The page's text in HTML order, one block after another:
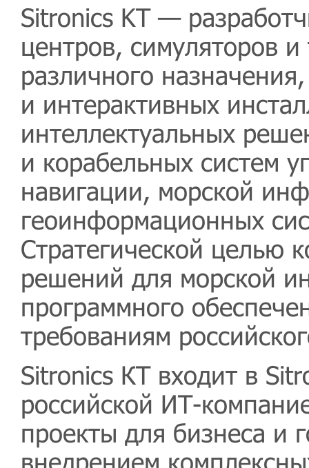
Sitronics KT —
центров, симуляторов
различного
и интерактивных
интеллектуальных
и корабельных систем
навигации, морской
геоинформационных
Стратегической целью
решений для морской
программного
требованиям
Sitronics КТ входит в
российской ИТ-
проекты для бизнеса и
внедрением